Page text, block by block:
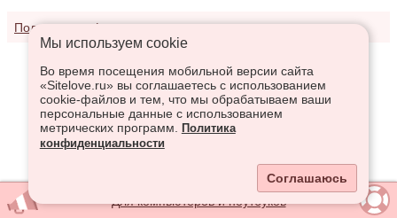
Политика конфиденциальности
Мы используем сookie
Во время посещения мобильной версии сайта
«Sitelove.ru» вы соглашаетесь с использованием
cookie-файлов и тем, что мы обрабатываем ваши
персональные данные с использованием
метрических программ.
Политика
конфиденциальности
Соглашаюсь
Для компьютеров и ноутбуков